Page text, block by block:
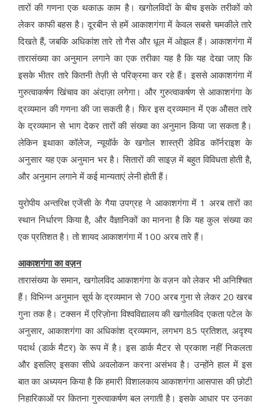
तारों की गणना एक थकाऊ काम है। खगोलविदों के बीच इसके तरीकों को
लेकर काफी बहस है। दूरबीन से हमें आकाशगंगा में केवल सबसे चमकीले तारे
दिखते हैं, जबकि अधिकांश तारे तो गैस और धूल में ओझल हैं। आकाशगंगा में
तारासंख्या का अनुमान लगाने का एक तरीका यह है कि यह देखा जाए कि
इसके भीतर तारे कितनी तेज़ी से परिक्रमा कर रहे हैं। इससे आकाशगंगा में
गुरुत्वाकर्षण खिंचाव का अंदाज़ा लगेगा। और गुरुत्वाकर्षण से आकाशगंगा के
द्रव्यमान की गणना की जा सकती है। फिर इस द्रव्यमान में एक औसत तारे
के द्रव्यमान से भाग देकर तारों की संख्या का अनुमान किया जा सकता है।
लेकिन इथाका कॉलेज, न्यूयॉर्क के खगोल शास्त्री डेविड कॉर्नराइश के
अनुसार यह एक अनुमान भर है। सितारों की साइज़ में बहुत विविधता होती है,
और अनुमान लगाने में कई मान्यताएं लेनी होती हैं।
युरोपीय अन्तरिक्ष एजेंसी के गैया उपग्रह ने आकाशगंगा में 1 अरब तारों का
स्थान निर्धारण किया है, और वैज्ञानिकों का मानना है कि यह कुल संख्या का
एक प्रतिशत है। तो शायद आकाशगंगा में 100 अरब तारे हैं।
आकाशगंगा का वज़न
तारासंख्या के समान, खगोलविद आकाशगंगा के वज़न को लेकर भी अनिश्चित
हैं। विभिन्न अनुमान सूर्य के द्रव्यमान से 700 अरब गुना से लेकर 20 खरब
गुना तक है। टक्सन में एरिज़ोना विश्वविद्यालय की खगोलविद एकता पटेल के
अनुसार, आकाशगंगा का अधिकांश द्रव्यमान, लगभग 85 प्रतिशत, अदृश्य
पदार्थ (डार्क मैटर) के रूप में है। इस डार्क मैटर से प्रकाश नहीं निकलता
और इसलिए इसका सीधे अवलोकन करना असंभव है। उन्होंने हाल में इस
बात का अध्ययन किया है कि हमारी विशालकाय आकाशगंगा आसपास की छोटी
निहारिकाओं पर कितना गुरुत्वाकर्षण बल लगाती है। इसके आधार पर उनका